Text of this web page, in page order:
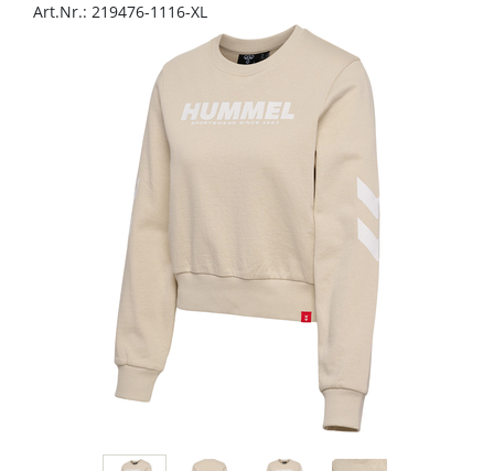
Art.Nr.: 219476-1116-XL